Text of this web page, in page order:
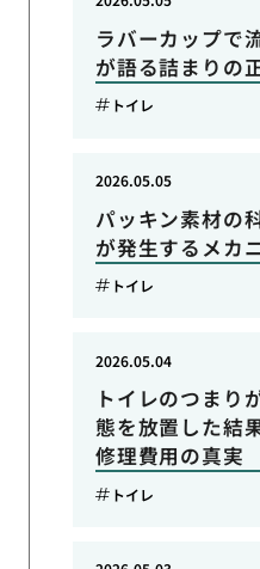
ラバーカップで
が語る詰まりの
トイレ
パッキン素材の
が発生するメカ
2026.05.05
トイレ
トイレのつまり
態を放置した結
修理費用の真実
2026.05.04
トイレ